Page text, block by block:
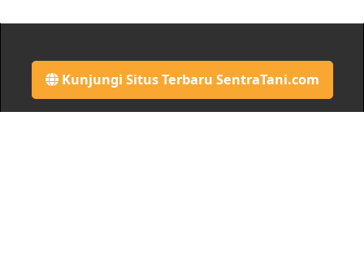
Kunjungi Situs Terbaru SentraTani.com